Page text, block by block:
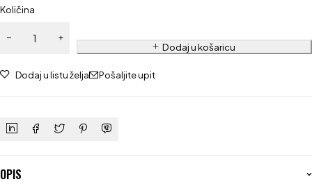
Količina
Dodaj u košaricu
Dodaj u listu želja Pošaljite upit
OPIS